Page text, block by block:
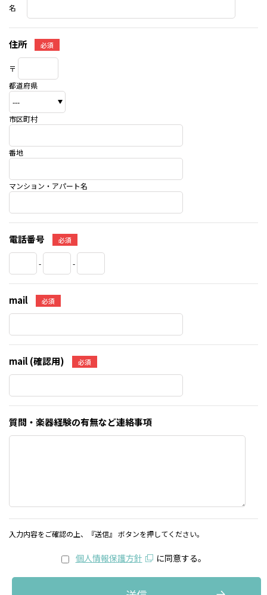
名
住所 必須
〒
都道府県
市区町村
番地
マンション・アパート名
電話番号 必須
- -
mail 必須
mail (確認用) 必須
質問・楽器経験の有無など連絡事項
入力内容をご確認の上、『送信』 ボタンを押してください。
個人情報保護方針 に同意する。